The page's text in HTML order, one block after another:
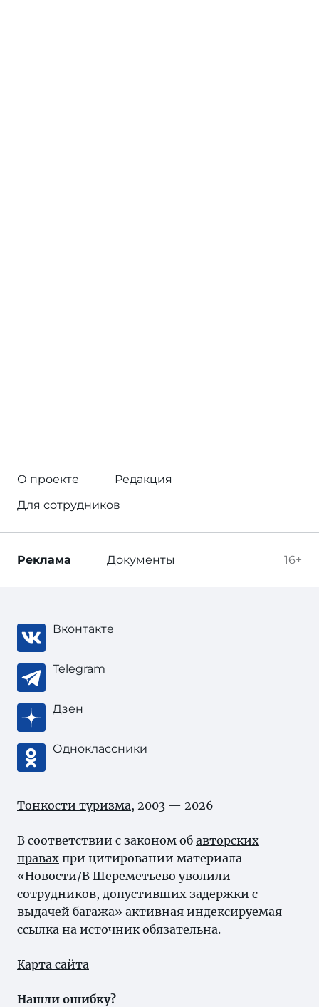
О проекте
Редакция
Для сотрудников
16+
Реклама Документы
Вконтакте
Telegram
Дзен
Одноклассники
Тонкости туризма, 2003 — 2026
В соответствии с законом об авторских
правах при цитировании материала
«Новости/В Шереметьево уволили
сотрудников, допустивших задержки с
выдачей багажа» активная индексируемая
ссылка на источник обязательна.
Карта сайта
Нашли ошибку?